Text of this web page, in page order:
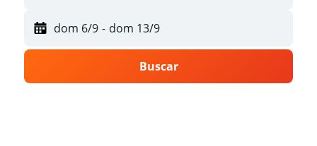
dom 6/9 - dom 13/9
Buscar